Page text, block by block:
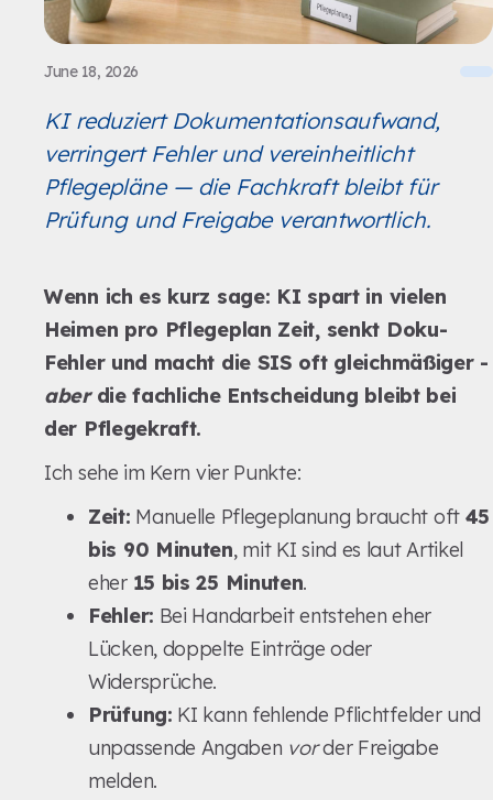
June 18, 2026
KI reduziert Dokumentationsaufwand,
verringert Fehler und vereinheitlicht
Pflegepläne — die Fachkraft bleibt für
Prüfung und Freigabe verantwortlich.
Wenn ich es kurz sage: KI spart in vielen
Heimen pro Pflegeplan Zeit, senkt Doku-
Fehler und macht die SIS oft gleichmäßiger -
aberdie fachliche Entscheidung bleibt bei
der Pflegekraft.
Ich sehe im Kern vier Punkte:
Zeit: Manuelle Pflegeplanung braucht oft 45
bis 90 Minuten, mit KI sind es laut Artikel
eher 15 bis 25 Minuten.
Fehler: Bei Handarbeit entstehen eher
Lücken, doppelte Einträge oder
Widersprüche.
Prüfung: KI kann fehlende Pflichtfelder und
unpassende Angaben vorder Freigabe
melden.